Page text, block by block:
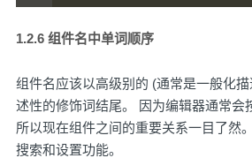
1.2.6 组件名中单词顺序
组件名应该以高级别的 (通常是一般化
述性的修饰词结尾。 因为编辑器通常会
所以现在组件之间的重要关系一目了然
搜索和设置功能。